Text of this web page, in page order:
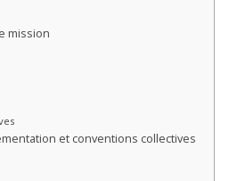
mission
et conventions collectives